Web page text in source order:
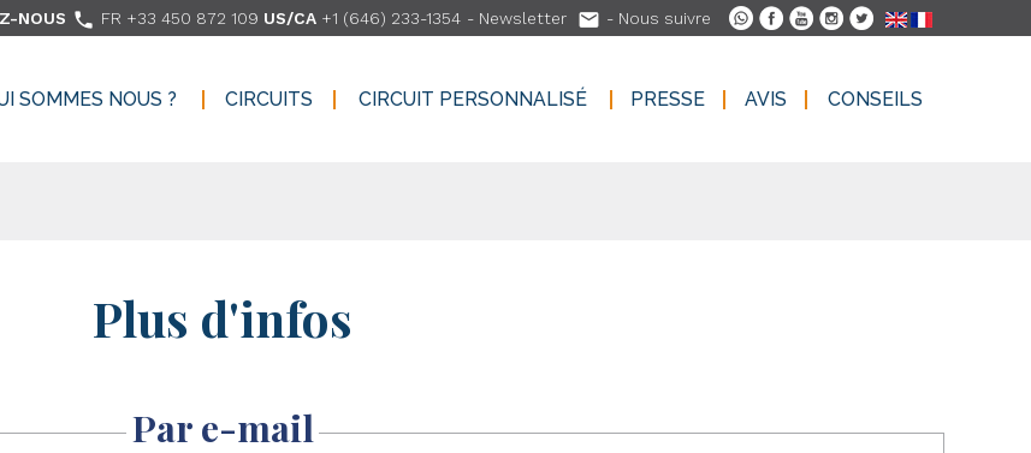
NOUS  FR +33 450 872 109 US/CA +1 (646) 233-1354 - Newsletter  - Nous suivre
SOMMES NOUS ? CIRCUITS CIRCUIT PERSONNALISÉ PRESSE AVIS CONSEILS
Plus d'infos
Par e-mail